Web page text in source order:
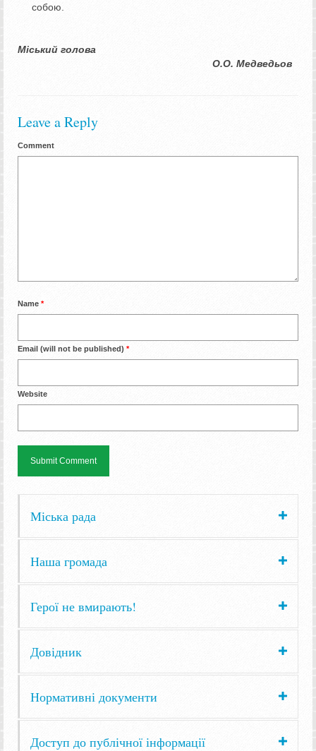
собою.
Міський голова
О.О. Медведьов
Leave a Reply
Comment
Name *
Email (will not be published) *
Website
Міська рада
Наша громада
Герої не вмирають!
Довідник
Нормативні документи
Доступ до публічної інформації